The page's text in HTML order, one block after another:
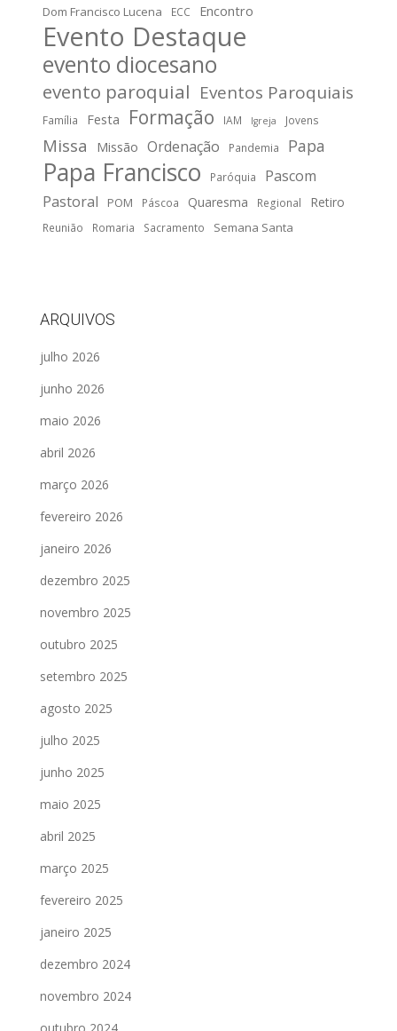
Dom Francisco Lucena
ECC Encontro
Evento Destaque
evento diocesano
evento paroquial Eventos Paroquiais
Família Festa Formação IAM Igreja Jovens
Missa Missão Ordenação Pandemia Papa
Papa Francisco Paróquia
Pascom
Pastoral
POM Páscoa Quaresma Regional Retiro
Reunião Romaria Sacramento Semana Santa
ARQUIVOS
julho 2026
junho 2026
maio 2026
abril 2026
março 2026
fevereiro 2026
janeiro 2026
dezembro 2025
novembro 2025
outubro 2025
setembro 2025
agosto 2025
julho 2025
junho 2025
maio 2025
abril 2025
março 2025
fevereiro 2025
janeiro 2025
dezembro 2024
novembro 2024